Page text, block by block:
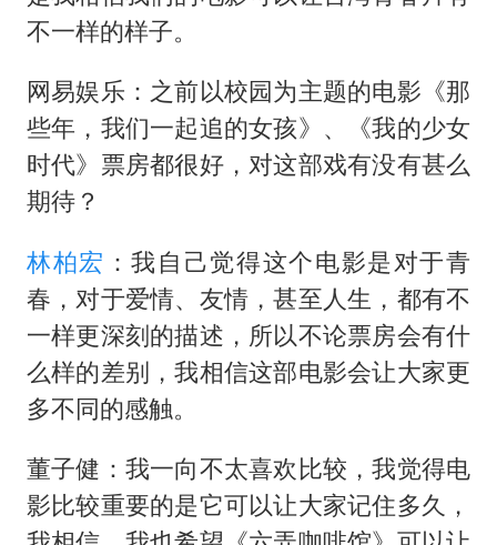
不一样的样子。
网易娱乐：之前以校园为主题的电影《那
些年，我们一起追的女孩》、《我的少女
时代》票房都很好，对这部戏有没有甚么
期待？
林柏宏 ：我自己觉得这个电影是对于青
春，对于爱情、友情，甚至人生，都有不
一样更深刻的描述，所以不论票房会有什
么样的差别，我相信这部电影会让大家更
多不同的感触。
董子健：我一向不太喜欢比较，我觉得电
影比较重要的是它可以让大家记住多久，